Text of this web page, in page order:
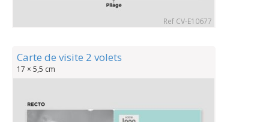
Ref CV-E10677
Carte de visite 2 volets
17 × 5,5 cm